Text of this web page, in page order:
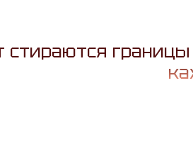
стираются